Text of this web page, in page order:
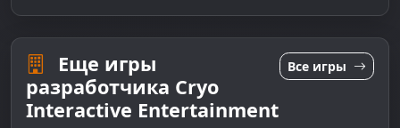
Еще игры
разработчика Cryo
Interactive Entertainment
Все игры